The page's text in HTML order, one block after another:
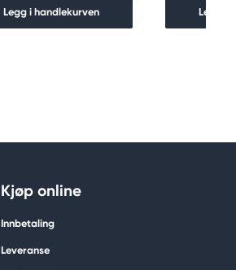
Legg i handlekurven Legg i
Kjøp online
Innbetaling
Leveranse